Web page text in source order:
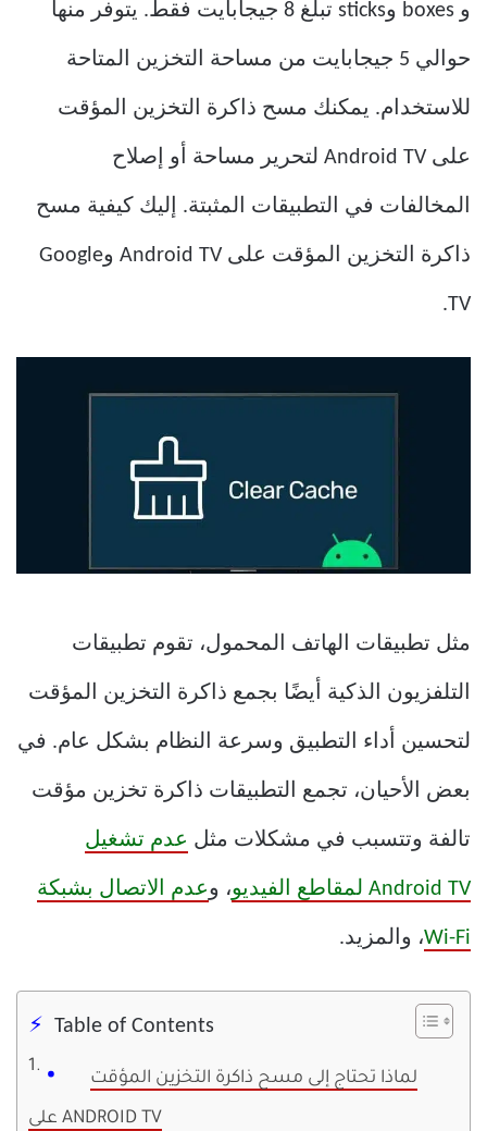
و boxes وsticks تبلغ 8 جيجابايت فقط. يتوفر منها
حوالي 5 جيجابايت من مساحة التخزين المتاحة
للاستخدام. يمكنك مسح ذاكرة التخزين المؤقت
على Android TV لتحرير مساحة أو إصلاح
المخالفات في التطبيقات المثبتة. إليك كيفية مسح
ذاكرة التخزين المؤقت على Android TV وGoogle
TV.
مثل تطبيقات الهاتف المحمول، تقوم تطبيقات
التلفزيون الذكية أيضًا بجمع ذاكرة التخزين المؤقت
لتحسين أداء التطبيق وسرعة النظام بشكل عام. في
بعض الأحيان، تجمع التطبيقات ذاكرة تخزين مؤقت
تالفة وتتسبب في مشكلات مثل عدم تشغيل
Android TV لمقاطع الفيديو ، وعدم الاتصال بشبكة
Wi-Fi، والمزيد.
Table of Contents
لماذا تحتاج إلى مسح ذاكرة التخزين المؤقت
على ANDROID TV